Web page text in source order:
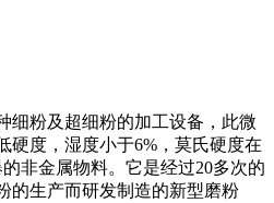
细粉及超细粉的加工设备，此微
硬度，湿度小于6%，莫氏硬度在
非金属物料。它是经过20多次的
的生产而研发制造的新型磨粉